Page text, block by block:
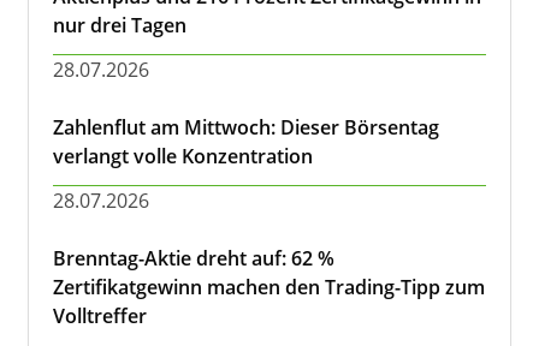
nur drei Tagen
28.07.2026
Zahlenflut am Mittwoch: Dieser Börsentag
verlangt volle Konzentration
28.07.2026
Brenntag-Aktie dreht auf: 62 %
Zertifikatgewinn machen den Trading-Tipp zum
Volltreffer